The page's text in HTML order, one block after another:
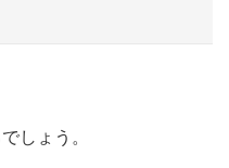
しょう。